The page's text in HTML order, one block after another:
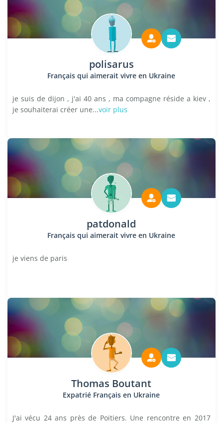
polisarus
Français qui aimerait vivre en Ukraine
je suis de dijon , j'ai 40 ans , ma compagne réside a kiev ,
je souhaiterai créer une...voir plus
patdonald
Français qui aimerait vivre en Ukraine
je viens de paris
Thomas Boutant
Expatrié Français en Ukraine
J'ai vécu 24 ans près de Poitiers. Une rencontre en 2017